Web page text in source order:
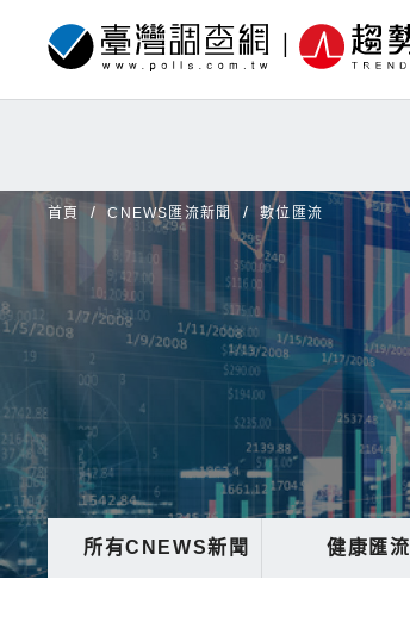
首頁 CNEWS匯流新聞 數位匯流
所有CNEWS新聞 健康匯流